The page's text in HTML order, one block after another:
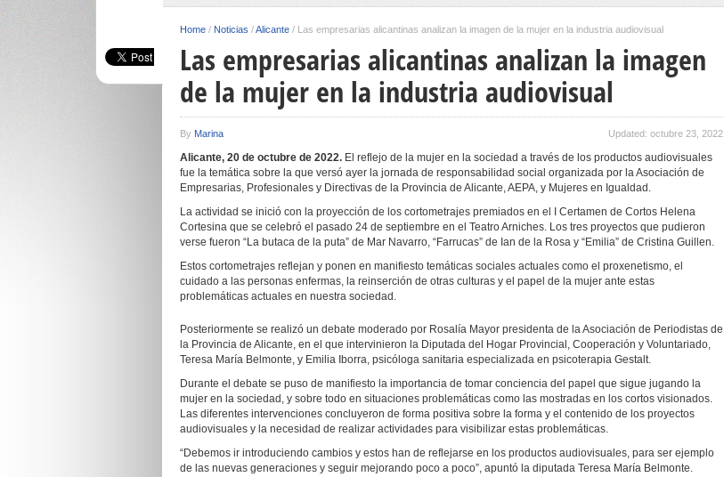
Home / Noticias /Alicante / Las empresarias alicantinas analizan la imagen de la mujer en la industria audiovisual
Las empresarias alicantinas analizan la imagen
de la mujer en la industria audiovisual
By Marina Updated: octubre 23, 2022
Alicante, 20 de octubre de 2022. El reflejo de la mujer en la sociedad a través de los productos audiovisuales
fue la temática sobre la que versó ayer la jornada de responsabilidad social organizada por la Asociación de
Empresarias, Profesionales y Directivas de la Provincia de Alicante, AEPA, y Mujeres en Igualdad.
La actividad se inició con la proyección de los cortometrajes premiados en el I Certamen de Cortos Helena
Cortesina que se celebró el pasado 24 de septiembre en el Teatro Arniches. Los tres proyectos que pudieron
verse fueron “La butaca de la puta” de Mar Navarro, “Farrucas” de Ian de la Rosa y “Emilia” de Cristina Guillen.
Estos cortometrajes reflejan y ponen en manifiesto temáticas sociales actuales como el proxenetismo, el
cuidado a las personas enfermas, la reinserción de otras culturas y el papel de la mujer ante estas
problemáticas actuales en nuestra sociedad.
Posteriormente se realizó un debate moderado por Rosalía Mayor presidenta de la Asociación de Periodistas de
la Provincia de Alicante, en el que intervinieron la Diputada del Hogar Provincial, Cooperación y Voluntariado,
Teresa María Belmonte, y Emilia Iborra, psicóloga sanitaria especializada en psicoterapia Gestalt.
Durante el debate se puso de manifiesto la importancia de tomar conciencia del papel que sigue jugando la
mujer en la sociedad, y sobre todo en situaciones problemáticas como las mostradas en los cortos visionados.
Las diferentes intervenciones concluyeron de forma positiva sobre la forma y el contenido de los proyectos
audiovisuales y la necesidad de realizar actividades para visibilizar estas problemáticas.
“Debemos ir introduciendo cambios y estos han de reflejarse en los productos audiovisuales, para ser ejemplo
de las nuevas generaciones y seguir mejorando poco a poco”, apuntó la diputada Teresa María Belmonte.